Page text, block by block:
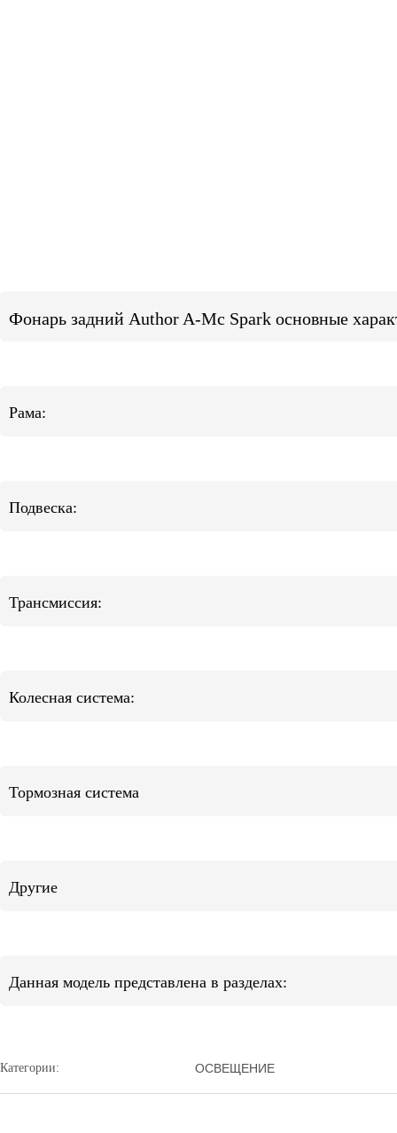
Фонарь задний Author A-Mc Spark основные
Рама:
Подвеска:
Трансмиссия:
Колесная система:
Тормозная система
Другие
Данная модель представлена в разделах:
Категории: ОСВЕЩЕНИЕ